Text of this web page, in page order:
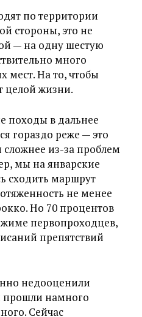
по территории
стороны, это не
— на одну шестую
много
мест. На то, чтобы
целой жизни.
походы в дальнее
гораздо реже — это
из-за проблем
мы на январские
сходить маршрут
не менее
Но 70 процентов
первопроходцев,
препятствий
недооценили
прошли намного
Сейчас